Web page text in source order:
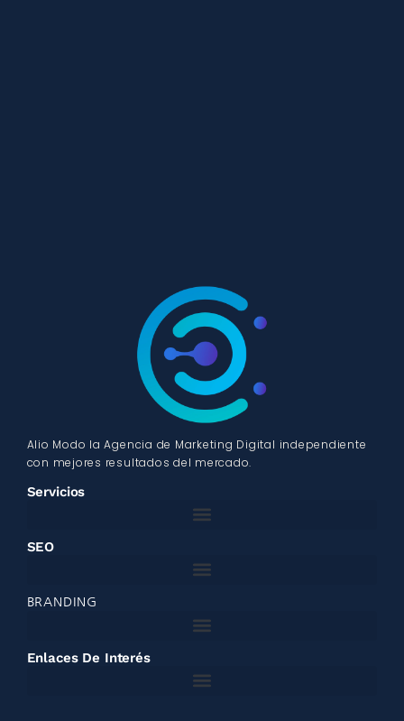
Alio Modo la Agencia de Marketing Digital independiente
con mejores resultados del mercado.
Servicios
SEO
BRANDING
Enlaces De Interés